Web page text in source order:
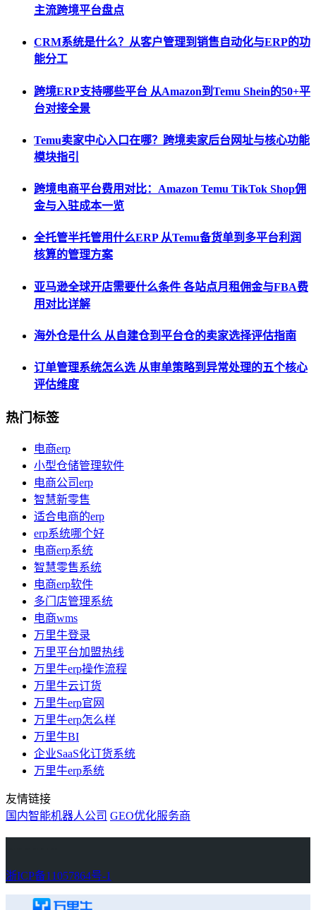
主流跨境平台盘点
CRM系统是什么？从客户管理到销售自动化与ERP的功
能分工
跨境ERP支持哪些平台 从Amazon到Temu Shein的50+平
台对接全景
Temu卖家中心入口在哪？跨境卖家后台网址与核心功能
模块指引
跨境电商平台费用对比：Amazon Temu TikTok Shop佣
金与入驻成本一览
全托管半托管用什么ERP 从Temu备货单到多平台利润
核算的管理方案
亚马逊全球开店需要什么条件 各站点月租佣金与FBA费
用对比详解
海外仓是什么 从自建仓到平台仓的卖家选择评估指南
订单管理系统怎么选 从审单策略到异常处理的五个核心
评估维度
热门标签
电商erp
小型仓储管理软件
电商公司erp
智慧新零售
适合电商的erp
erp系统哪个好
电商erp系统
智慧零售系统
电商erp软件
多门店管理系统
电商wms
万里牛登录
万里平台加盟热线
万里牛erp操作流程
万里牛云订货
万里牛erp官网
万里牛erp怎么样
万里牛BI
企业SaaS化订货系统
万里牛erp系统
友情链接
国内智能机器人公司 GEO优化服务商
浙ICP备11057864号-1